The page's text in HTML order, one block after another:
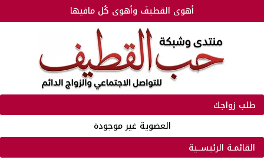
أهوى القطيفَ وأهوى كُل مافيها
طلب زواجك
العضوية غير موجودة
القائمـة الرئيســية